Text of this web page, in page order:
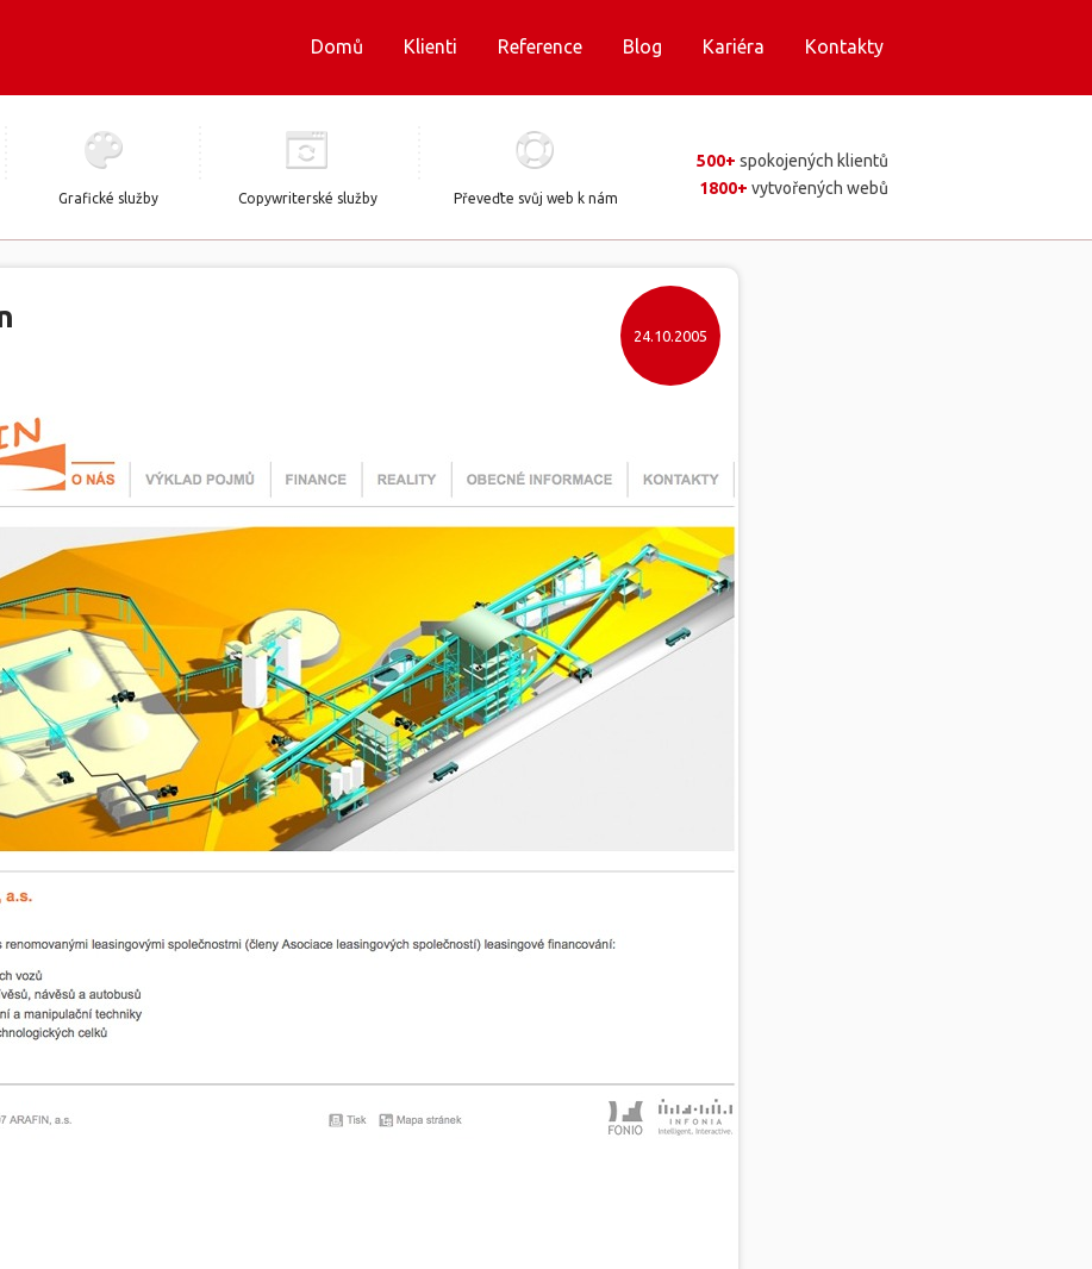
24.10.2005
Grafické služby Copywriterské služby Převeďte svůj web k nám
500+ spokojených klientů
1800+ vytvořených webů
Domů Klienti Reference Blog Kariéra Kontakty